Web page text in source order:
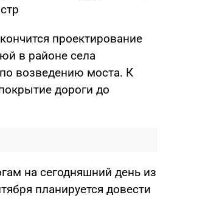
проектирование
в районе села
возведению моста. К
дороги до
на сегодняшний день из
планируется довести